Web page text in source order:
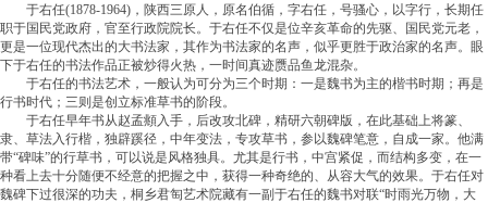
于右任(1878-1964)，陕西三原人，原名伯循，字右任，号骚心，以字行，长期任
职于国民党政府，官至行政院院长。于右任不仅是位辛亥革命的先驱、国民党元老，
更是一位现代杰出的大书法家，其作为书法家的名声，似乎更胜于政治家的名声。眼
下于右任的书法作品正被炒得火热，一时间真迹赝品鱼龙混杂。
于右任的书法艺术，一般认为可分为三个时期：一是魏书为主的楷书时期；再是
行书时代；三则是创立标准草书的阶段。
于右任早年书从赵孟頫入手，后改攻北碑，精研六朝碑版，在此基础上将篆、
隶、草法入行楷，独辟蹊径，中年变法，专攻草书，参以魏碑笔意，自成一家。他满
带“碑味”的行草书，可以说是风格独具。尤其是行书，中宫紧促，而结构多变，在一
种看上去十分随便不经意的把握之中，获得一种奇绝的、从容大气的效果。于右任对
魏碑下过很深的功夫，桐乡君匋艺术院藏有一副于右任的魏书对联“时雨光万物，大